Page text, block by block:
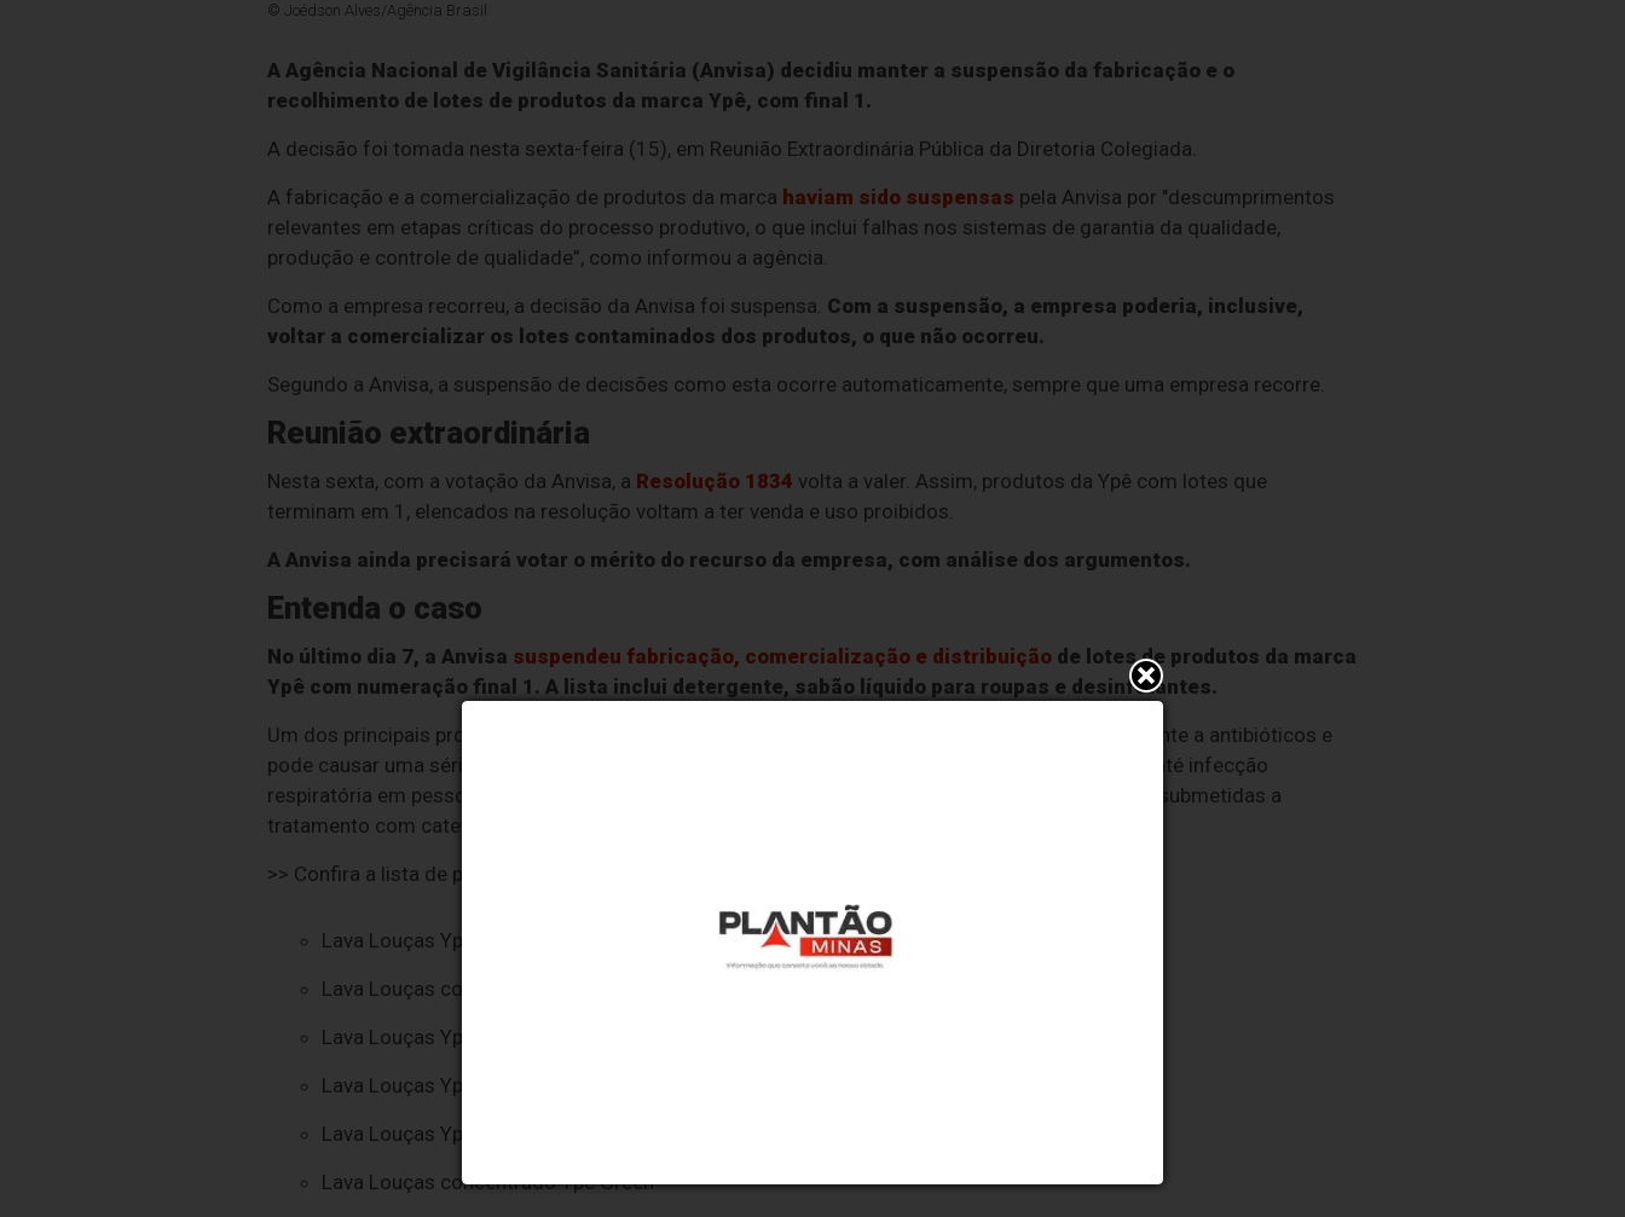
© Joédson Alves/Agência Brasil
A Agência Nacional de Vigilância Sanitária (Anvisa) decidiu manter a suspensão da fabricação e o
recolhimento de lotes de produtos da marca Ypê, com final 1.
A decisão foi tomada nesta sexta-feira (15), em Reunião Extraordinária Pública da Diretoria Colegiada.
A fabricação e a comercialização de produtos da marca haviam sido suspensas pela Anvisa por "descumprimentos
relevantes em etapas críticas do processo produtivo, o que inclui falhas nos sistemas de garantia da qualidade,
produção e controle de qualidade”, como informou a agência.
Como a empresa recorreu, a decisão da Anvisa foi suspensa. Com a suspensão, a empresa poderia, inclusive,
voltar a comercializar os lotes contaminados dos produtos, o que não ocorreu.
Segundo a Anvisa, a suspensão de decisões como esta ocorre automaticamente, sempre que uma empresa recorre.
Reunião extraordinária
Nesta sexta, com a votação da Anvisa, a Resolução 1834 volta a valer. Assim, produtos da Ypê com lotes que
terminam em 1, elencados na resolução voltam a ter venda e uso proibidos.
A Anvisa ainda precisará votar o mérito do recurso da empresa, com análise dos argumentos.
Entenda o caso
No último dia 7, a Anvisa suspendeu fabricação, comercialização e distribuiçãode lotes de produtos da marca
Ypê com numeração final 1. A lista inclui detergente, sabão líquido para roupas e desinfetantes.
Um dos principais problemas é a
, que é resistente a antibióticos e
pode causar uma série de problemas em pessoas imunocomprometidas, desde infecção urinária até infecção
respiratória em pessoas que têm problemas de pulmão crônicos, como enfisema, ou em pessoas submetidas a
tratamento com cateter na veia.
>> Confira a lista de produtos contaminados com lotes que terminam em 1:
Lava Louças Ypê Clear Care
Lava Louças com enzimas ativas Ypê
Lava Louças Ypê
Lava Louças Ypê Clear Care
Lava Louças Ypê Toque Suave
Lava Louças concentrado Ypê Green